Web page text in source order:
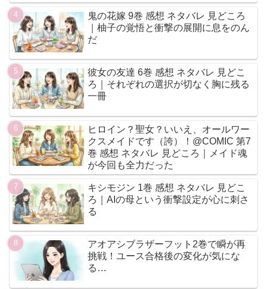
鬼の花嫁 9巻 感想 ネタバレ 見どころ
｜柚子の覚悟と衝撃の展開に息をのん
だ
彼女の友達 6巻 感想 ネタバレ 見どこ
ろ｜それぞれの選択が切なく胸に残る
一冊
ヒロイン？聖女？いいえ、オールワー
クスメイドです（誇）！@COMIC 第7
巻 感想 ネタバレ 見どころ｜メイド魂
が今回も全力だった
キシモジン 1巻 感想 ネタバレ 見どこ
ろ｜AIの母という衝撃設定が心に刺さ
る
アオアシブラザーフット2巻で瞬が再
挑戦！ユース合格後の変化が気にな
る…